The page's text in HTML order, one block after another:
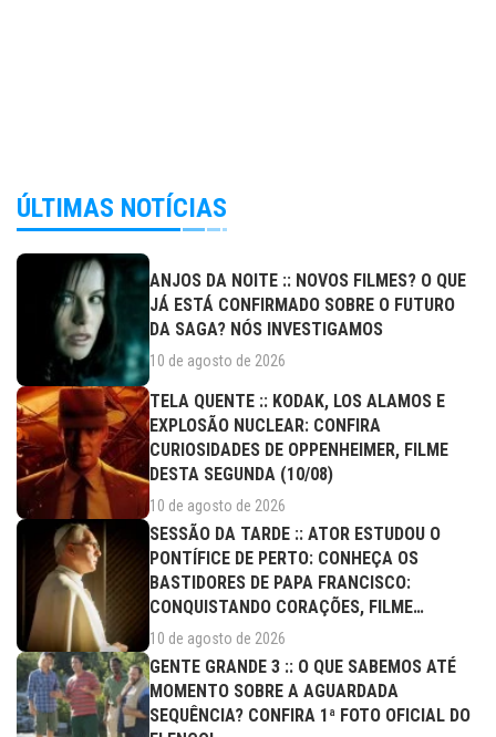
ÚLTIMAS NOTÍCIAS
ANJOS DA NOITE :: NOVOS FILMES? O QUE
JÁ ESTÁ CONFIRMADO SOBRE O FUTURO
DA SAGA? NÓS INVESTIGAMOS
10 de agosto de 2026
TELA QUENTE :: KODAK, LOS ALAMOS E
EXPLOSÃO NUCLEAR: CONFIRA
CURIOSIDADES DE OPPENHEIMER, FILME
DESTA SEGUNDA (10/08)
10 de agosto de 2026
SESSÃO DA TARDE :: ATOR ESTUDOU O
PONTÍFICE DE PERTO: CONHEÇA OS
BASTIDORES DE PAPA FRANCISCO:
CONQUISTANDO CORAÇÕES, FILME
DESTA...
10 de agosto de 2026
GENTE GRANDE 3 :: O QUE SABEMOS ATÉ
MOMENTO SOBRE A AGUARDADA
SEQUÊNCIA? CONFIRA 1ª FOTO OFICIAL DO